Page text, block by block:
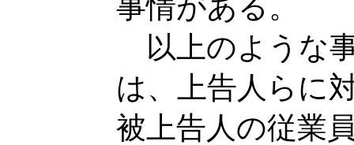
事情がある。
以上のような
は、上告人らに
被上告人の従業